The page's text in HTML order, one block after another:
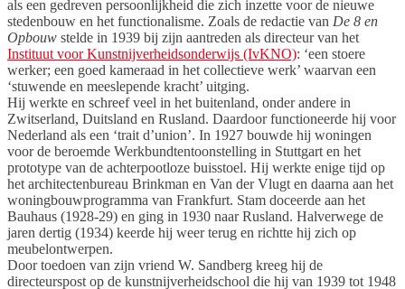
als een gedreven persoonlijkheid die zich inzette voor de nieuwe
stedenbouw en het functionalisme. Zoals de redactie van De 8 en
Opbouw stelde in 1939 bij zijn aantreden als directeur van het
Instituut voor Kunstnijverheidsonderwijs (IvKNO): ‘een stoere
werker; een goed kameraad in het collectieve werk’ waarvan een
‘stuwende en meeslepende kracht’ uitging.
Hij werkte en schreef veel in het buitenland, onder andere in
Zwitserland, Duitsland en Rusland. Daardoor functioneerde hij voor
Nederland als een ‘trait d’union’. In 1927 bouwde hij woningen
voor de beroemde Werkbundtentoonstelling in Stuttgart en het
prototype van de achterpootloze buisstoel. Hij werkte enige tijd op
het architectenbureau Brinkman en Van der Vlugt en daarna aan het
woningbouwprogramma van Frankfurt. Stam doceerde aan het
Bauhaus (1928-29) en ging in 1930 naar Rusland. Halverwege de
jaren dertig (1934) keerde hij weer terug en richtte hij zich op
meubelontwerpen.
Door toedoen van zijn vriend W. Sandberg kreeg hij de
directeurspost op de kunstnijverheidschool die hij van 1939 tot 1948